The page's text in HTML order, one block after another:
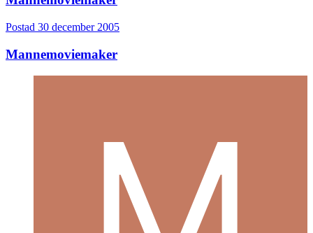
Postad 30 december 2005
Mannemoviemaker